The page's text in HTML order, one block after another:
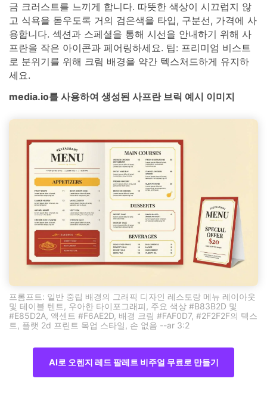
금 크러스트를 느끼게 합니다. 따뜻한 색상이 시끄럽지 않
고 식욕을 돋우도록 거의 검은색을 타입, 구분선, 가격에 사
용합니다. 섹션과 스페셜을 통해 시선을 안내하기 위해 사
프란을 작은 아이콘과 페어링하세요. 팁: 프리미엄 비스트
로 분위기를 위해 크림 배경을 약간 텍스처드하게 유지하
세요.
media.io를 사용하여 생성된 사프란 브릭 예시 이미지
프롬프트: 일반 중립 배경의 그래픽 디자인 레스토랑 메뉴 레이아웃
및 테이블 텐트, 우아한 타이포그래피, 주요 색상 #B83B2D 및
#E85D2A, 액센트 #F6AE2D, 배경 크림 #FAF0D7, #2F2F2F의 텍스
트, 플랫 2d 프린트 목업 스타일, 손 없음 --ar 3:2
AI로 오렌지 레드 팔레트 비주얼 무료로 만들기